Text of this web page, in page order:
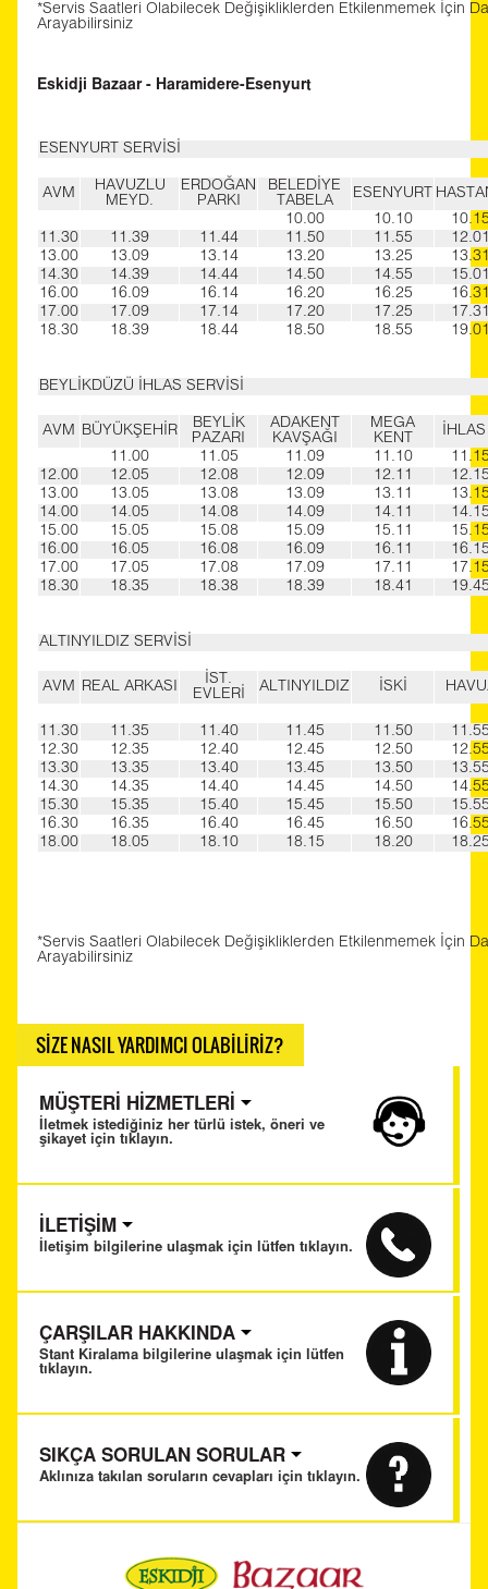
*Servis Saatleri Olabilecek Değişikliklerden Etkilenmemek İçin
Arayabilirsiniz
Eskidji Bazaar - Haramidere-Esenyurt
ESENYURT SERVİSİ
AVM
HAVUZLU
MEYD.
ERDOĞAN
PARKI
BELEDİYE
TABELA
ESENYURT
10.00
10.10
11.30
11.39 11.44 11.50 11.55
13.00
13.09 13.14 13.20 13.25
14.30
14.39 14.44 14.50 14.55
16.00
16.09 16.14 16.20 16.25
17.00
17.09 17.14 17.20 17.25
18.30
18.39 18.44 18.50 18.55
BEYLİKDÜZÜ İHLAS SERVİSİ
AVM BÜYÜKŞEHİR
BEYLİK
PAZARI
ADAKENT
KAVŞAĞI
MEGA
KENT
11.00
11.05 11.09 11.10
12.00
12.05 12.08 12.09 12.11
13.00
13.05 13.08 13.09 13.11
14.00
14.05 14.08 14.09 14.11
15.00
15.05 15.08 15.09 15.11
16.00
16.05 16.08 16.09 16.11
17.00
17.05 17.08 17.09 17.11
18.30
18.35 18.38 18.39 18.41
ALTINYILDIZ SERVİSİ
AVM REAL ARKASI
İST.
EVLERİ
ALTINYILDIZ İSKİ
11.30 11.35 11.40 11.45 11.50
12.30
12.35 12.40 12.45 12.50
13.30
13.35 13.40 13.45 13.50
14.30
14.35 14.40 14.45 14.50
15.30
15.35 15.40 15.45 15.50
16.30
16.35 16.40 16.45 16.50
18.00
18.05 18.10 18.15 18.20
*Servis Saatleri Olabilecek Değişikliklerden Etkilenmemek İçin
Arayabilirsiniz
SİZE NASIL YARDIMCI OLABİLİRİZ?
MÜŞTERİ HİZMETLERİ
İletmek istediğiniz her türlü istek, öneri ve
şikayet için tıklayın.
İLETİŞİM
İletişim bilgilerine ulaşmak için lütfen tıklayın.
ÇARŞILAR HAKKINDA
Stant Kiralama bilgilerine ulaşmak için lütfen
tıklayın.
SIKÇA SORULAN SORULAR
Aklınıza takılan soruların cevapları için tıklayın.